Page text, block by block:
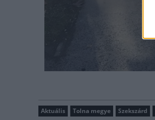
Aktuális Tolna megye Szekszárd